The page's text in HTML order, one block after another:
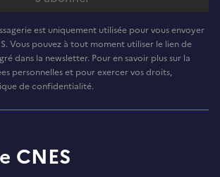
est uniquement utilisée pour vous envoyer
Vous pouvez à tout moment utiliser le lien de
dans la newsletter. Pour en savoir plus sur la
personnelles et pour exercer vos droits,
de confidentialité.
CNES